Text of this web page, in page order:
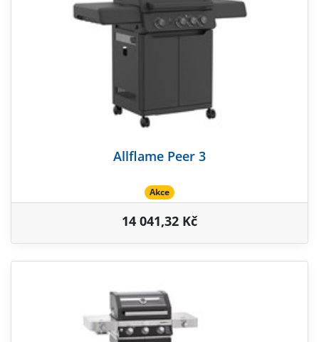
Allflame Peer 3
Akce
14 041,32 Kč